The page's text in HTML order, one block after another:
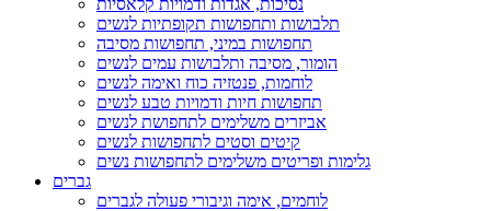
נסיכות, אגדות ודמויות קלאסיות
תלבושות ותחפושות תקופתיות לנשים
תחפושות במיני, תחפושות מסיבה
הומור, מסיבה ותלבושות עמים לנשים
לוחמות, פנטזיה כוח ואימה לנשים
תחפושות חיות ודמויות טבע לנשים
אביזרים משלימים לתחפושת לנשים
קיטים וסטים לתחפושות לנשים
גלימות ופריטים משלימים לתחפושות נשים
גברים
לוחמים, אימה וגיבורי פעולה לגברים